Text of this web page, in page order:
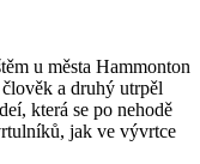
u města Hammonton
a druhý utrpěl
která se po nehodě
jak ve vývrtce